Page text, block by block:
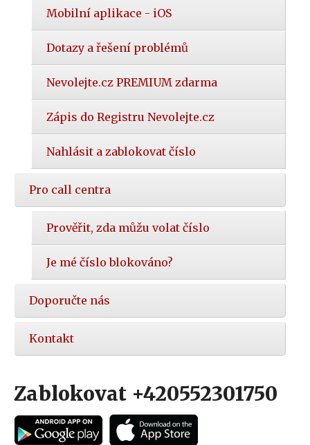
Mobilní aplikace - iOS
Dotazy a řešení problémů
Nevolejte.cz PREMIUM zdarma
Zápis do Registru Nevolejte.cz
Nahlásit a zablokovat číslo
Pro call centra
Prověřit, zda můžu volat číslo
Je mé číslo blokováno?
Doporučte nás
Kontakt
Zablokovat +420552301750